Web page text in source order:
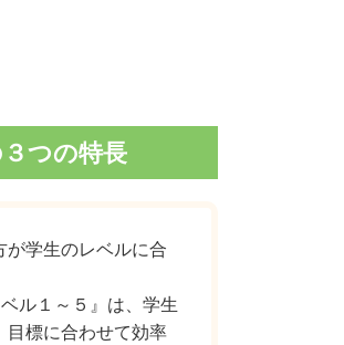
つの特長
学生のレベルに合
ル１～５』は、学生
目標に合わせて効率